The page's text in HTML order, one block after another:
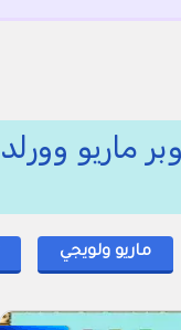
ماريو ولويجي